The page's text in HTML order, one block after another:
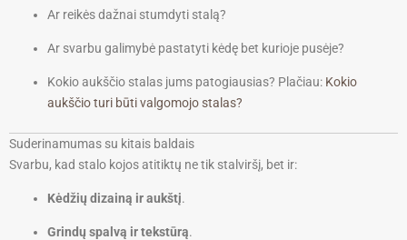
Ar reikės dažnai stumdyti stalą?
Ar svarbu galimybė pastatyti kėdę bet kurioje pusėje?
Kokio aukščio stalas jums patogiausias? Plačiau: Kokio
aukščio turi būti valgomojo stalas?
Suderinamumas su kitais baldais
Svarbu, kad stalo kojos atitiktų ne tik stalviršį, bet ir:
Kėdžių dizainą ir aukštį.
Grindų spalvą ir tekstūrą.